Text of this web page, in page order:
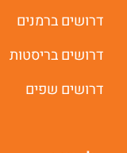
דרושים ברמנים
דרושים בריסטות
דרושים שפים